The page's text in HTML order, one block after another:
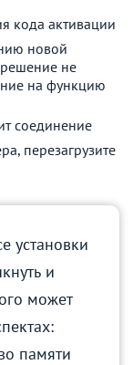
кода активации
новой
решение не
на функцию
соединение
перезагрузите
установки
и
может
памяти